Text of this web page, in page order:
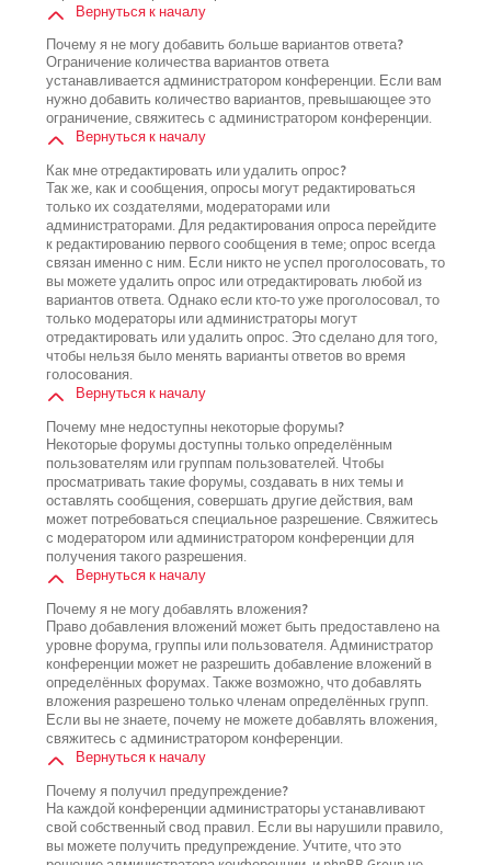
Вернуться к началу
Почему я не могу добавить больше вариантов ответа?
Ограничение количества вариантов ответа
устанавливается администратором конференции. Если вам
нужно добавить количество вариантов, превышающее это
ограничение, свяжитесь с администратором конференции.
Вернуться к началу
Как мне отредактировать или удалить опрос?
Так же, как и сообщения, опросы могут редактироваться
только их создателями, модераторами или
администраторами. Для редактирования опроса перейдите
к редактированию первого сообщения в теме; опрос всегда
связан именно с ним. Если никто не успел проголосовать, то
вы можете удалить опрос или отредактировать любой из
вариантов ответа. Однако если кто-то уже проголосовал, то
только модераторы или администраторы могут
отредактировать или удалить опрос. Это сделано для того,
чтобы нельзя было менять варианты ответов во время
голосования.
Вернуться к началу
Почему мне недоступны некоторые форумы?
Некоторые форумы доступны только определённым
пользователям или группам пользователей. Чтобы
просматривать такие форумы, создавать в них темы и
оставлять сообщения, совершать другие действия, вам
может потребоваться специальное разрешение. Свяжитесь
с модератором или администратором конференции для
получения такого разрешения.
Вернуться к началу
Почему я не могу добавлять вложения?
Право добавления вложений может быть предоставлено на
уровне форума, группы или пользователя. Администратор
конференции может не разрешить добавление вложений в
определённых форумах. Также возможно, что добавлять
вложения разрешено только членам определённых групп.
Если вы не знаете, почему не можете добавлять вложения,
свяжитесь с администратором конференции.
Вернуться к началу
Почему я получил предупреждение?
На каждой конференции администраторы устанавливают
свой собственный свод правил. Если вы нарушили правило,
вы можете получить предупреждение. Учтите, что это